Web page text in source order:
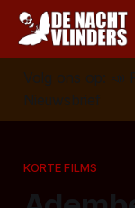
Volg ons op: 📣
Nieuwsbrief
KORTE FILMS